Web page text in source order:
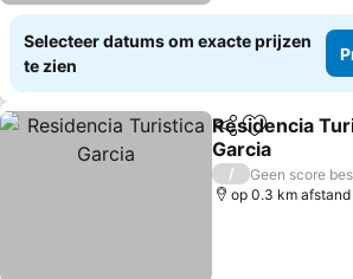
Selecteer datums om exacte prijzen
te zien
Delen
Residencia
Garcia
Prijzen bekijken
/
Geen score
op 0.3 km